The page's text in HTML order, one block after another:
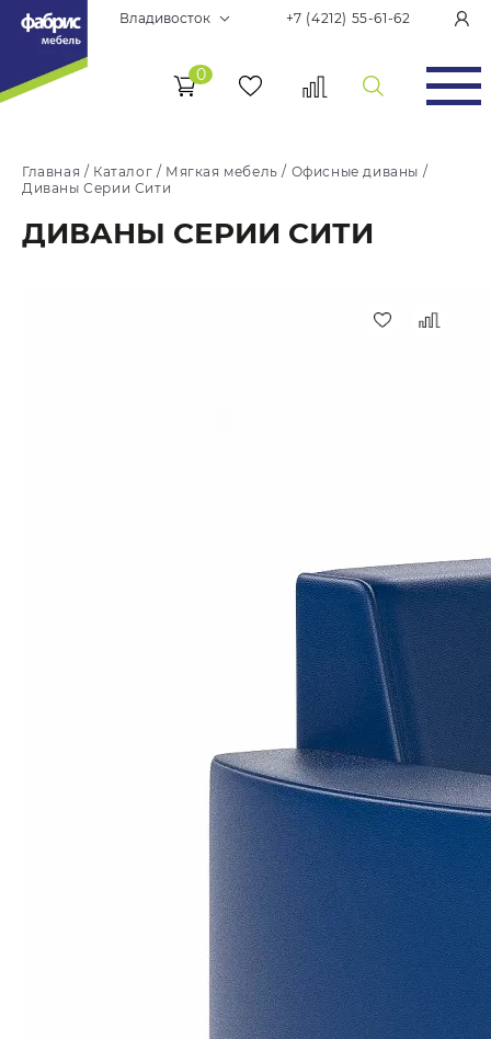
Владивосток +7 (4212) 55-61-62
0
Главная / Каталог / Мягкая мебель / Офисные диваны /
Диваны Серии Сити
ДИВАНЫ СЕРИИ СИТИ